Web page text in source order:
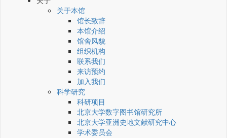
关于本馆
馆长致辞
本馆介绍
馆舍风貌
组织机构
联系我们
来访预约
加入我们
科学研究
科研项目
北京大学数字图书馆研究所
北京大学亚洲史地文献研究中心
学术委员会